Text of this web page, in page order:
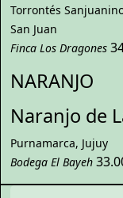
Torrontés
San Juan
Finca Los Dragones
NARANJO
Naranjo de
Purnamarca, Jujuy
Bodega El Bayeh